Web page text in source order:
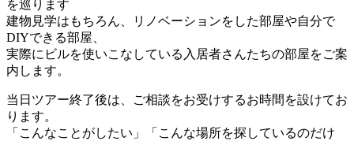
を巡ります
建物見学はもちろん、リノベーションをした部屋や自分で
DIYできる部屋、
実際にビルを使いこなしている入居者さんたちの部屋をご案
内します。
当日ツアー終了後は、ご相談をお受けするお時間を設けてお
ります。
「こんなことがしたい」「こんな場所を探しているのだけ